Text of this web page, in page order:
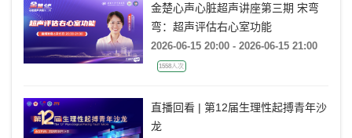
金楚心声心脏超声讲座第三期 宋弯
弯：超声评估右心室功能
2026-06-15 20:00 - 2026-06-15 21:00
1558人次
直播回看 | 第12届生理性起搏青年沙
龙